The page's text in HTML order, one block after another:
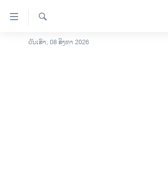
ລິ້ງ
ສຳຫລັບ
ໂຮມເພຈ
ຄົ້ນຫາ
ວັນເສົາ, 08 ສິງຫາ 2026